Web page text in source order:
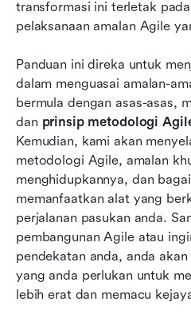
transformasi ini terletak
pelaksanaan amalan Agile
Panduan ini direka untuk
dalam menguasai amalan-
bermula dengan asas-asas,
dan prinsip metodologi
Kemudian, kami akan
metodologi Agile, amalan
menghidupkannya, dan
memanfaatkan alat yang
perjalanan pasukan anda.
pembangunan Agile atau
pendekatan anda, anda
yang anda perlukan untuk
lebih erat dan memacu